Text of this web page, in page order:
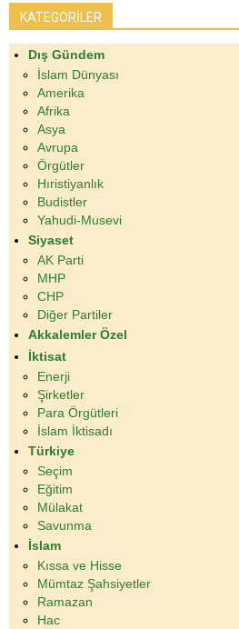
KATEGORİLER
Dış Gündem
İslam Dünyası
Amerika
Afrika
Asya
Avrupa
Örgütler
Hıristiyanlık
Budistler
Yahudi-Musevi
Siyaset
AK Parti
MHP
CHP
Diğer Partiler
Akkalemler Özel
İktisat
Enerji
Şirketler
Para Örgütleri
İslam İktisadı
Türkiye
Seçim
Eğitim
Mülakat
Savunma
İslam
Kıssa ve Hisse
Mümtaz Şahsiyetler
Ramazan
Hac